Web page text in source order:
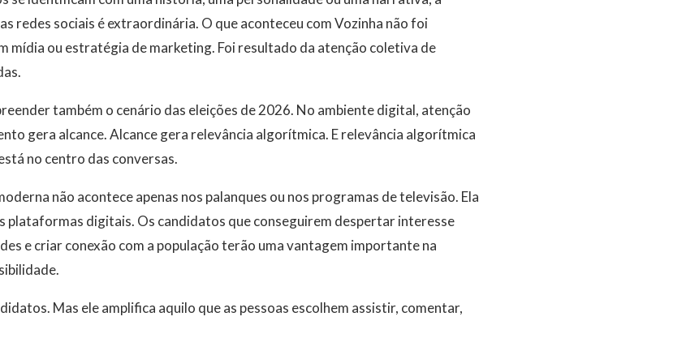
redes sociais é extraordinária. O que aconteceu com Vozinha não foi
mídia ou estratégia de marketing. Foi resultado da atenção coletiva de
também o cenário das eleições de 2026. No ambiente digital, atenção
gera alcance. Alcance gera relevância algorítmica. E relevância algorítmica
no centro das conversas.
não acontece apenas nos palanques ou nos programas de televisão. Ela
plataformas digitais. Os candidatos que conseguirem despertar interesse
e criar conexão com a população terão uma vantagem importante na
Mas ele amplifica aquilo que as pessoas escolhem assistir, comentar,